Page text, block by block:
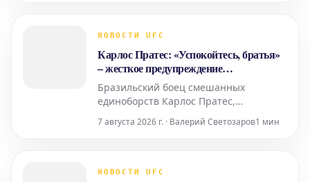
последние годы лишь усилил
фанатами и спортсменами. Гордо
НОВОСТИ UFC
Карлос Пратес: «Успокойтесь, братья»
– жесткое предупреждение
претендентам на титул в полусреднем
весе
Бразильский боец смешанных
единоборств Карлос Пратес,
занимающий высокие позиции в
рейтинге полусреднего веса,
своем сообщении он призывает своих
7 августа 2026 г. · Валерий Светозаров1 мин
НОВОСТИ UFC